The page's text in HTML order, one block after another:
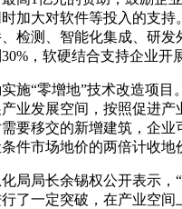
加大对软件等投入的支持
检测、智能化集成、研发
，软硬结合支持企业开
施“零增地”技术改造项目
业发展空间，按照促进产
要移交的新增建筑，企业
件市场地价的两倍计收地
局局长余锡权公开表示，
了一定突破，在产业空间